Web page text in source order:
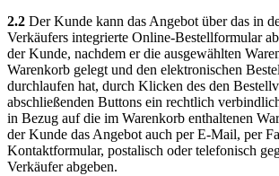
2.2 Der Kunde kann das Angebot über das in
Verkäufers integrierte Online-Bestellformular
der Kunde, nachdem er die ausgewählten
Warenkorb gelegt und den elektronischen
durchlaufen hat, durch Klicken des den
abschließenden Buttons ein rechtlich
in Bezug auf die im Warenkorb enthaltenen
der Kunde das Angebot auch per E-Mail, per
Kontaktformular, postalisch oder telefonisch
Verkäufer abgeben.